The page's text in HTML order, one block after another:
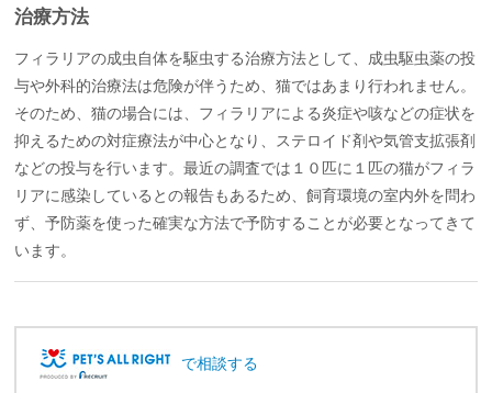
治療方法
フィラリアの成虫自体を駆虫する治療方法として、成虫駆虫薬の投
与や外科的治療法は危険が伴うため、猫ではあまり行われません。
そのため、猫の場合には、フィラリアによる炎症や咳などの症状を
抑えるための対症療法が中心となり、ステロイド剤や気管支拡張剤
などの投与を行います。最近の調査では１０匹に１匹の猫がフィラ
リアに感染しているとの報告もあるため、飼育環境の室内外を問わ
ず、予防薬を使った確実な方法で予防することが必要となってきて
います。
で相談する